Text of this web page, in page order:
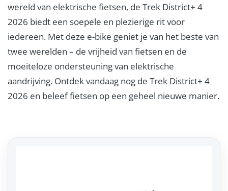
wereld van elektrische fietsen, de Trek District+ 4
2026 biedt een soepele en plezierige rit voor
iedereen. Met deze e-bike geniet je van het beste van
twee werelden – de vrijheid van fietsen en de
moeiteloze ondersteuning van elektrische
aandrijving. Ontdek vandaag nog de Trek District+ 4
2026 en beleef fietsen op een geheel nieuwe manier.